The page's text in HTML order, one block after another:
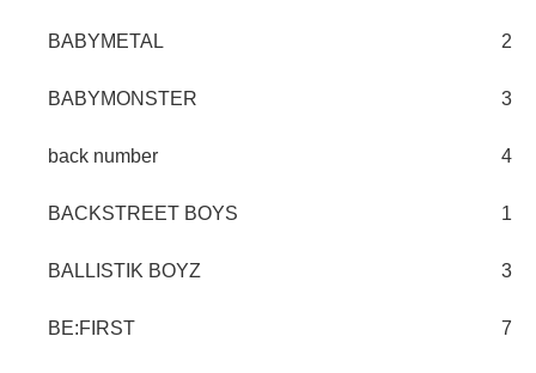
BABYMETAL 2
BABYMONSTER 3
back number 4
BACKSTREET BOYS 1
BALLISTIK BOYZ 3
BE:FIRST 7